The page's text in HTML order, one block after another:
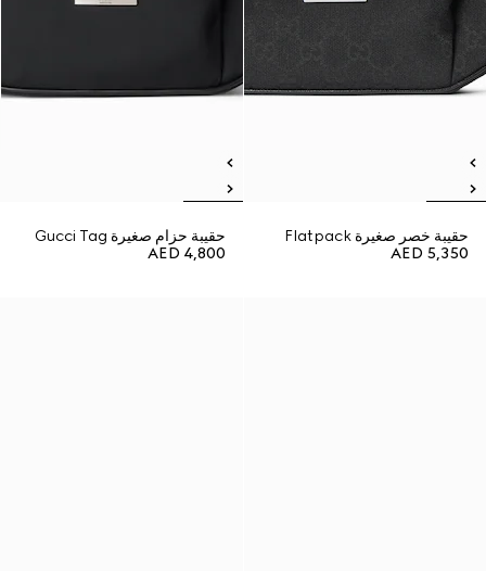
حقيبة خصر صغيرة Flatpack
AED 5,350
حقيبة حزام صغيرة Gucci Tag
AED 4,800